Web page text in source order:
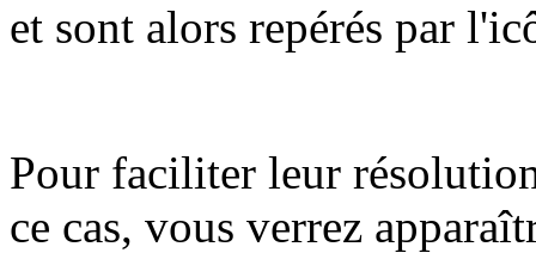
et sont alors repérés par
Pour faciliter leur
ce cas, vous verrez